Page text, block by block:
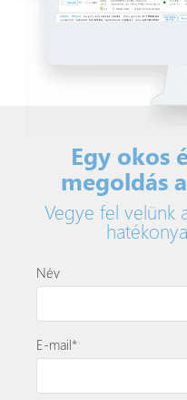
Egy okos
megoldás
Vegye fel velünk
Név
E-mail*